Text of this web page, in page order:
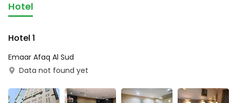
Hotel
Hotel 1
Emaar Afaq Al Sud
Data not found yet